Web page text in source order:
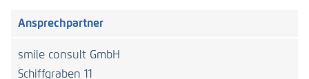
Ansprechpartner
smile consult GmbH
Schiffgraben 11